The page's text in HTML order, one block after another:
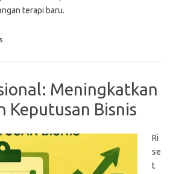
terapi baru.
Meningkatkan
Keputusan Bisnis
Ri
se
t